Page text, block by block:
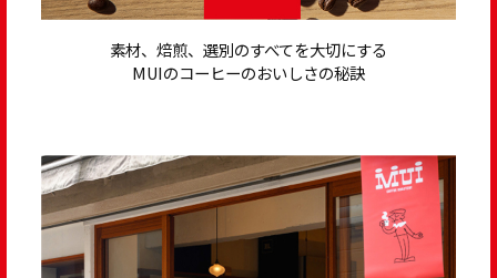
素材、焙煎、選別のすべてを大切にする
MUIのコーヒーのおいしさの秘訣